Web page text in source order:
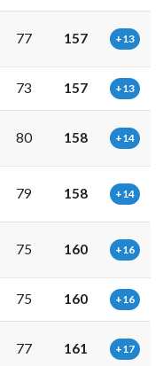
77 157 +13
73 157 +13
80 158 +14
79 158 +14
75 160 +16
75 160 +16
77 161 +17